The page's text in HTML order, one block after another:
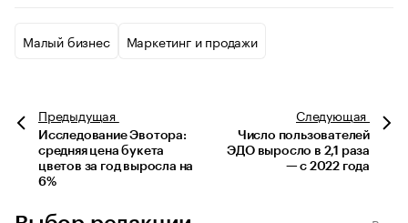
Малый бизнес Маркетинг и продажи
Предыдущая
Исследование Эвотора:
средняя цена букета
цветов за год выросла на
6%
Следующая
Число пользователей
ЭДО выросло в 2,1 раза
— с 2022 года